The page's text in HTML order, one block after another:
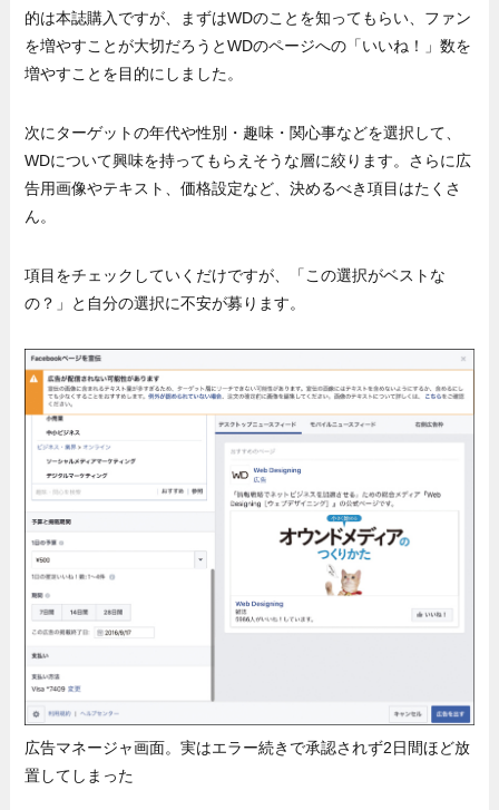
的は本誌購入ですが、まずはWDのことを知ってもらい、ファン
を増やすことが大切だろうとWDのページへの「いいね！」数を
増やすことを目的にしました。
次にターゲットの年代や性別・趣味・関心事などを選択して、
WDについて興味を持ってもらえそうな層に絞ります。さらに広
告用画像やテキスト、価格設定など、決めるべき項目はたくさ
ん。
項目をチェックしていくだけですが、「この選択がベストな
の？」と自分の選択に不安が募ります。
広告マネージャ画面。実はエラー続きで承認されず2日間ほど放
置してしまった